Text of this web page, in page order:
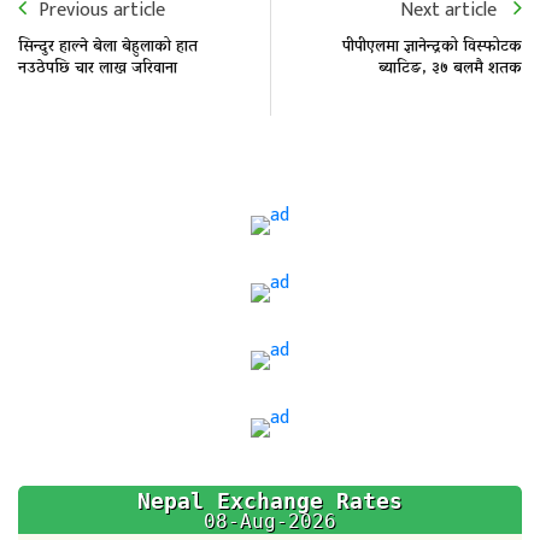
Previous article
सिन्दुर हाल्ने बेला बेहुलाको हात
नउठेपछि चार लाख जरिवाना
Next article
पीपीएलमा ज्ञानेन्द्रको विस्फोटक
ब्याटिङ, ३७ बलमै शतक